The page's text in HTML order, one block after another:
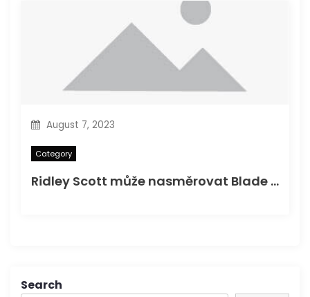
August 7, 2023
Category
Ridley Scott může nasměrovat Blade Runner 2! Nebo: Omluva pro seznam mých oblíbených filmů Ridley!
Search